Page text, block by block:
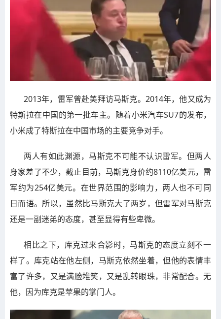
2013年，雷军曾赴美拜访马斯克。2014年，他又成为
特斯拉在中国的第一批车主。随着小米汽车SU7的发布，
小米成了特斯拉在中国市场的主要竞争对手。
两人有如此渊源，马斯克不可能不认识雷军。但两人
身家差了不少，截止目前，马斯克身价约8110亿美元，雷
军约为254亿美元。在世界范围的影响力，两人也不可同
日而语。所以，虽然比马斯克大了两岁，但雷军对马斯克
还是一副迷弟的态度，甚至显得有些卑微。
相比之下，库克过来合影时，马斯克的态度立刻不一
样了。库克站在他左侧，马斯克依然坐着，但他的表情丰
富了许多，又是满脸堆笑，又是乱转眼珠，非常配合。无
他，因为库克是苹果的掌门人。